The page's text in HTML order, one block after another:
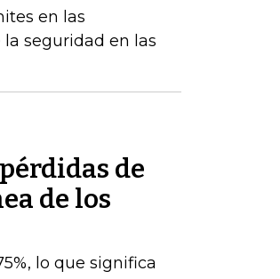
en las
seguridad en las
de
de los
lo que significa